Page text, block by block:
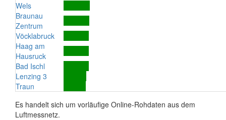
Wels
Braunau
Zentrum
Vöcklabruck
Haag am
Hausruck
Bad Ischl
Lenzing 3
Traun
Es handelt sich um vorläufige Online-Rohdaten aus dem
Luftmessnetz.